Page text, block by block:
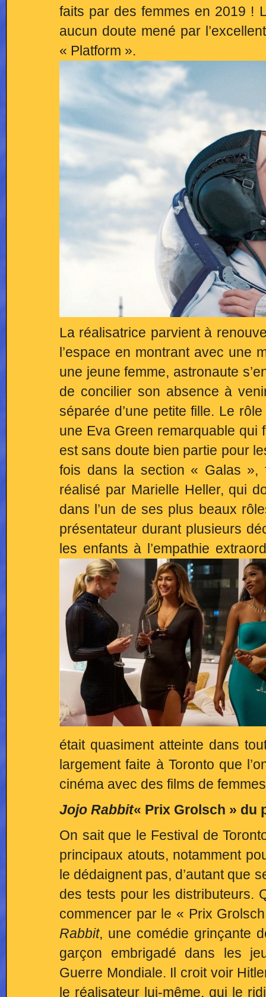
faits par des femmes en 2019 !
aucun doute mené par
« Platform ».
La réalisatrice parvient à
l’espace en montrant avec une
une jeune femme, astronaute
de concilier son absence à
séparée d’une petite fille. Le
une Eva Green remarquable qui
est sans doute bien partie pour
fois dans la section « Galas
réalisé par Marielle Heller, qui
dans l’un de ses plus beaux
présentateur durant plusieurs
les enfants à l’empathie
était quasiment atteinte dans
largement faite à Toronto que
cinéma avec des films de
Jojo Rabbit« Prix Grolsch » du
On sait que le Festival de
principaux atouts, notamment
le dédaignent pas, d’autant que
des tests pour les distributeurs.
commencer par le « Prix
Rabbit, une comédie grinçante
garçon embrigadé dans les
Guerre Mondiale. Il croit voir
le réalisateur lui-même, qui le